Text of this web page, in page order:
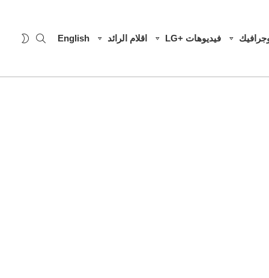
فيديوهات +LG اقلام الرائد English
SEARCH